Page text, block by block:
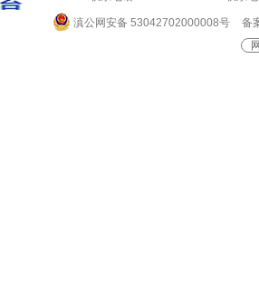
滇公网安备 53042702000008号
备